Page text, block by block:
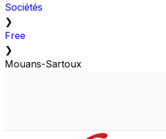
Sociétés
❯
Free
❯
Mouans-Sartoux